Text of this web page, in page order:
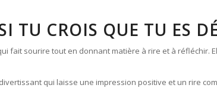
TU CROIS QUE TU ES
fait sourire tout en donnant matière à rire et à réfléchir.
qui laisse une impression positive et un rire